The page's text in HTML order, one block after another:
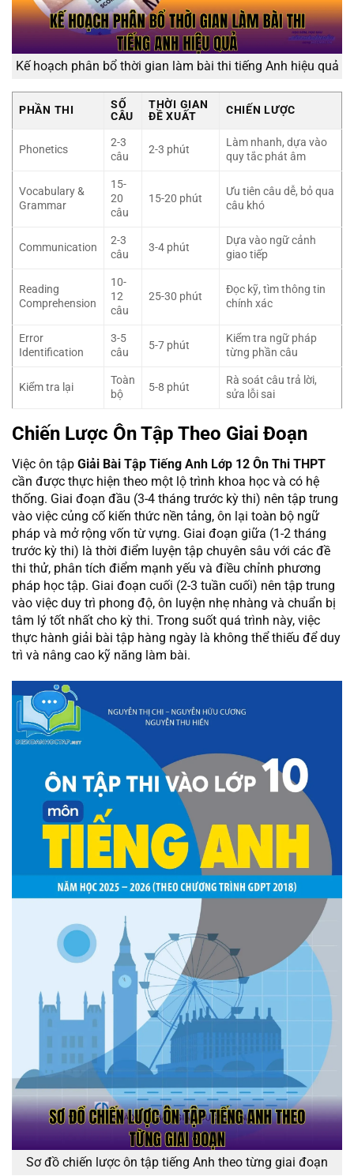
Kế hoạch phân bổ thời gian làm bài thi tiếng Anh hiệu quả
PHẦN THI
SỐ
CÂU
THỜI GIAN
ĐỀ XUẤT
CHIẾN LƯỢC
Phonetics
2-3
câu
2-3 phút
Làm nhanh, dựa vào
quy tắc phát âm
Vocabulary &
Grammar
15-
20
câu
15-20 phút
Ưu tiên câu dễ, bỏ qua
câu khó
Communication
2-3
câu
3-4 phút
Dựa vào ngữ cảnh
giao tiếp
Reading
Comprehension
10-
12
câu
25-30 phút
Đọc kỹ, tìm thông tin
chính xác
Error
Identification
3-5
câu
5-7 phút
Kiểm tra ngữ pháp
từng phần câu
Kiểm tra lại
Toàn
bộ
5-8 phút
Rà soát câu trả lời,
sửa lỗi sai
Chiến Lược Ôn Tập Theo Giai Đoạn
Việc ôn tập Giải Bài Tập Tiếng Anh Lớp 12 Ôn Thi THPT
cần được thực hiện theo một lộ trình khoa học và có hệ
thống. Giai đoạn đầu (3-4 tháng trước kỳ thi) nên tập trung
vào việc củng cố kiến thức nền tảng, ôn lại toàn bộ ngữ
pháp và mở rộng vốn từ vựng. Giai đoạn giữa (1-2 tháng
trước kỳ thi) là thời điểm luyện tập chuyên sâu với các đề
thi thử, phân tích điểm mạnh yếu và điều chỉnh phương
pháp học tập. Giai đoạn cuối (2-3 tuần cuối) nên tập trung
vào việc duy trì phong độ, ôn luyện nhẹ nhàng và chuẩn bị
tâm lý tốt nhất cho kỳ thi. Trong suốt quá trình này, việc
thực hành giải bài tập hàng ngày là không thể thiếu để duy
trì và nâng cao kỹ năng làm bài.
Sơ đồ chiến lược ôn tập tiếng Anh theo từng giai đoạn